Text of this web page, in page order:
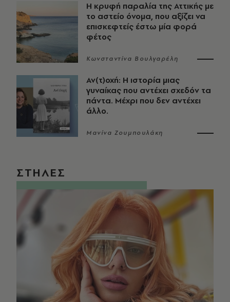
Η κρυφή παραλία της Αττικής με
το αστείο όνομα, που αξίζει να
επισκεφτείς έστω μία φορά
φέτος
Κωνσταντίνα Βουλγαρέλη
Αν(τ)οχή: Η ιστορία μιας
γυναίκας που αντέχει σχεδόν τα
πάντα. Μέχρι που δεν αντέχει
άλλο.
Μανίνα Ζουμπουλάκη
ΣΤΗΛΕΣ